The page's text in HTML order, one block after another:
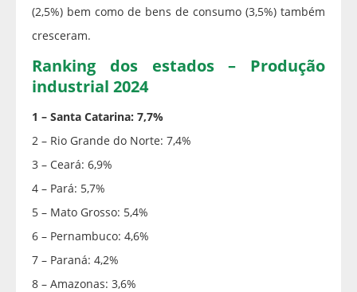
(2,5%) bem como de bens de consumo (3,5%) também
cresceram.
Ranking dos estados – Produção
industrial 2024
1 – Santa Catarina: 7,7%
2 – Rio Grande do Norte: 7,4%
3 – Ceará: 6,9%
4 – Pará: 5,7%
5 – Mato Grosso: 5,4%
6 – Pernambuco: 4,6%
7 – Paraná: 4,2%
8 – Amazonas: 3,6%